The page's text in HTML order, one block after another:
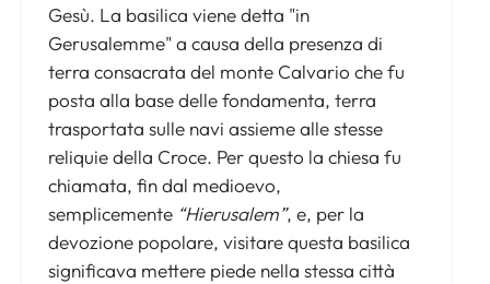
Gesù. La basilica viene detta "in
Gerusalemme" a causa della presenza di
terra consacrata del monte Calvario che fu
posta alla base delle fondamenta, terra
trasportata sulle navi assieme alle stesse
reliquie della Croce. Per questo la chiesa fu
chiamata, fin dal medioevo,
semplicemente “Hierusalem”, e, per la
devozione popolare, visitare questa basilica
significava mettere piede nella stessa città